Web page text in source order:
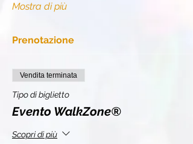
Mostra di più
Prenotazione
Vendita terminata
Tipo di biglietto
Evento WalkZone®
Scopri di più